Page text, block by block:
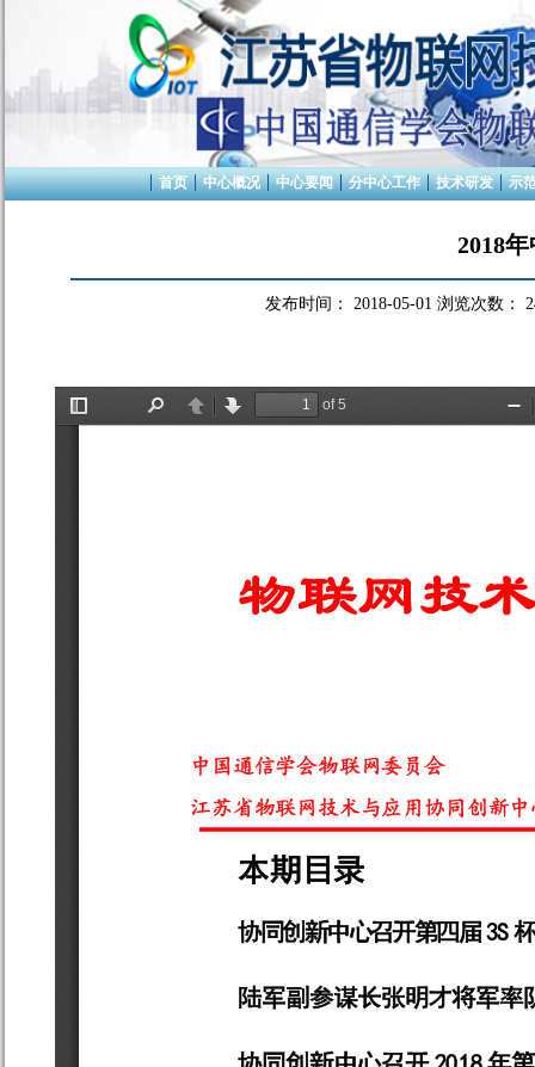
首页 中心概况 中心要闻 分中心工作 技术研发 示
2018
发布时间： 2018-05-01 浏览次数：